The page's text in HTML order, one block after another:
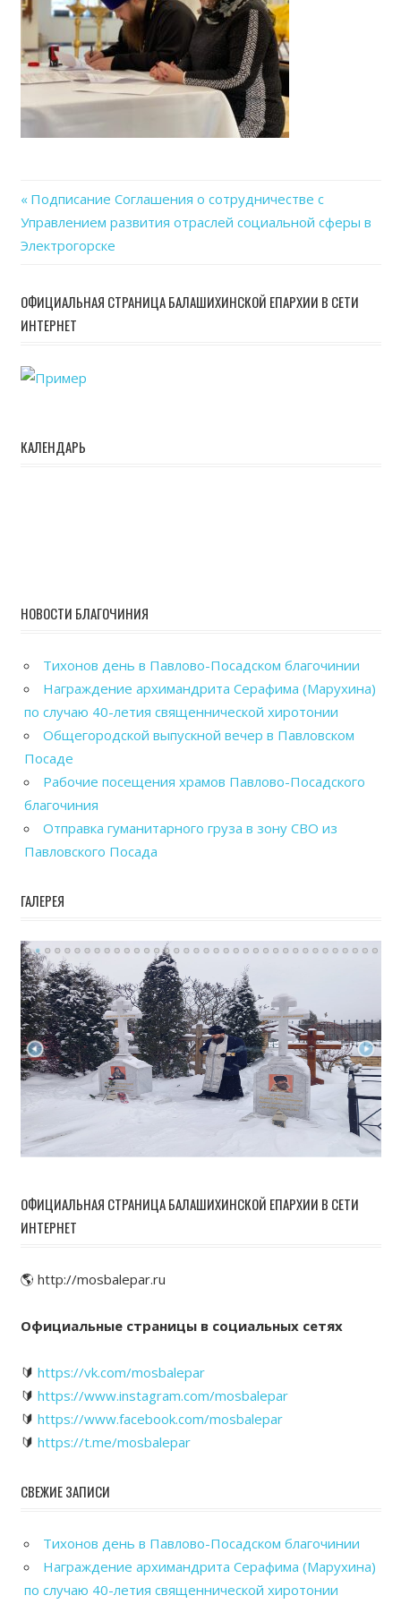
Навигация
по
записям
Previous
Post:
Подписание Соглашения о сотрудничестве с
Управлением развития отраслей социальной сферы в
Электрогорске
ОФИЦИАЛЬНАЯ СТРАНИЦА БАЛАШИХИНСКОЙ ЕПАРХИИ В СЕТИ
ИНТЕРНЕТ
КАЛЕНДАРЬ
НОВОСТИ БЛАГОЧИНИЯ
Тихонов день в Павлово-Посадском благочинии
Награждение архимандрита Серафима (Марухина)
по случаю 40-летия священнической хиротонии
Общегородской выпускной вечер в Павловском
Посаде
Рабочие посещения храмов Павлово-Посадского
благочиния
Отправка гуманитарного груза в зону СВО из
Павловского Посада
ГАЛЕРЕЯ
ОФИЦИАЛЬНАЯ СТРАНИЦА БАЛАШИХИНСКОЙ ЕПАРХИИ В СЕТИ
ИНТЕРНЕТ
🌎 http://mosbalepar.ru
Официальные страницы в социальных сетях
🔰 https://vk.com/mosbalepar
🔰 https://www.instagram.com/mosbalepar
🔰 https://www.facebook.com/mosbalepar
🔰 https://t.me/mosbalepar
СВЕЖИЕ ЗАПИСИ
Тихонов день в Павлово-Посадском благочинии
Награждение архимандрита Серафима (Марухина)
по случаю 40-летия священнической хиротонии